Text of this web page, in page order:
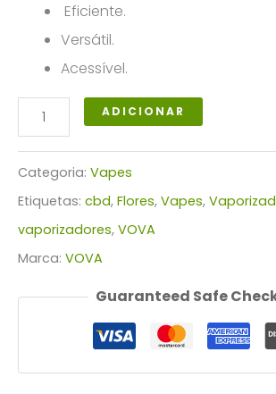
Eficiente.
Versátil.
Acessível.
Quantidade
de
VOVA+
ADICIONAR
Categoria: Vapes
Etiquetas: cbd, Flores, Vapes,
vaporizadores, VOVA
Marca: VOVA
Guaranteed Safe